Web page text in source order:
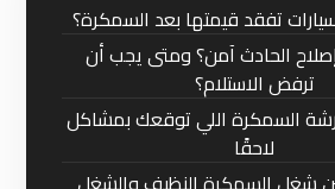
تفقد قيمتها بعد السمكرة؟
الحادث آمن؟ ومتى يجب أن
ترفض الاستلام؟
السمكرة اللي توقعك بمشاكل
لاحقًا